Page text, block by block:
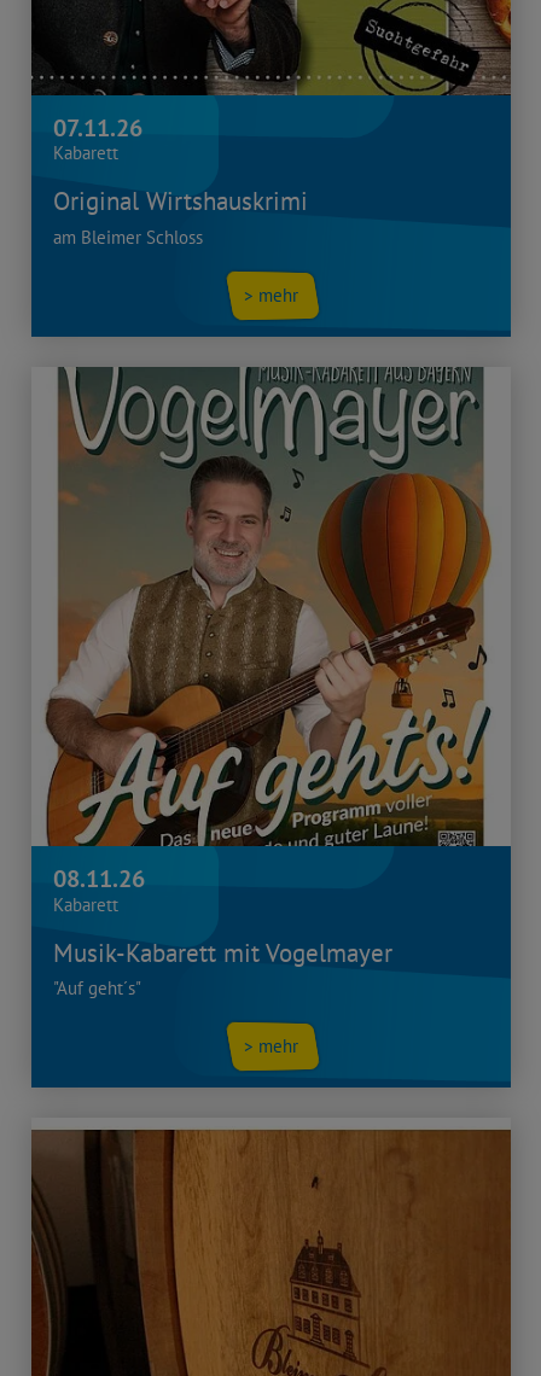
07.11.26
Kabarett
Original Wirtshauskrimi
am Bleimer Schloss
> mehr
08.11.26
Kabarett
Musik-Kabarett mit Vogelmayer
"Auf geht´s"
> mehr